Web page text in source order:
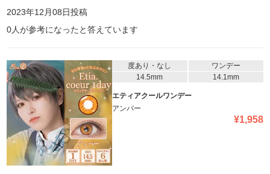
2023年12月08日投稿
0人が参考になったと答えています
度あり・なし
ワンデー
14.5mm
14.1mm
エティアクールワンデー
アンバー
¥1,958